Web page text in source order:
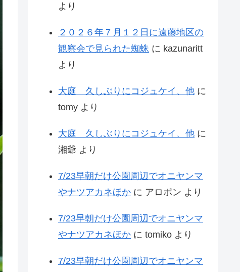
より
２０２６年７月１２日に遠藤地区の
観察会で見られた蜘蛛 に kazunaritt
より
大庭 久しぶりにコジュケイ、他 に
tomy より
大庭 久しぶりにコジュケイ、他 に
湘爺 より
7/23早朝だけ公園周辺でオニヤンマ
やナツアカネほか に アロポン より
7/23早朝だけ公園周辺でオニヤンマ
やナツアカネほか に tomiko より
7/23早朝だけ公園周辺でオニヤンマ